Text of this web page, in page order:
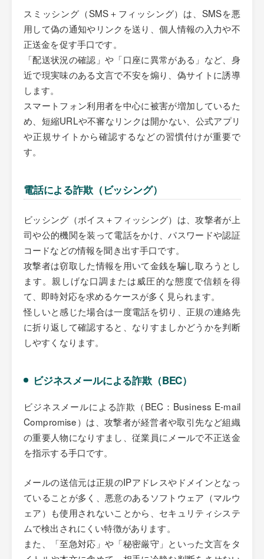
スミッシング（SMS＋フィッシング）は、SMSを悪
用して偽の通知やリンクを送り、個人情報の入力や不
正送金を促す手口です。
「配送状況の確認」や「口座に異常がある」など、身
近で現実味のある文言で不安を煽り、偽サイトに誘導
します。
スマートフォン利用者を中心に被害が増加しているた
め、短縮URLや不審なリンクは開かない、公式アプリ
や正規サイトから確認するなどの習慣付けが重要で
す。
電話による詐欺（ビッシング）
ビッシング（ボイス＋フィッシング）は、攻撃者が上
司や公的機関を装って電話をかけ、パスワードや認証
コードなどの情報を聞き出す手口です。
攻撃者は窃取した情報を用いて金銭を騙し取ろうとし
ます。親しげな口調または威圧的な態度で信頼を得
て、即時対応を求めるケースが多く見られます。
怪しいと感じた場合は一度電話を切り、正規の連絡先
に折り返して確認すると、なりすましかどうかを判断
しやすくなります。
ビジネスメールによる詐欺（BEC）
ビジネスメールによる詐欺（BEC：Business E-mail
Compromise）は、攻撃者が経営者や取引先など組織
の重要人物になりすまし、従業員にメールで不正送金
を指示する手口です。
メールの送信元は正規のIPアドレスやドメインとなっ
ていることが多く、悪意のあるソフトウェア（マルウ
ェア）も使用されないことから、セキュリティシステ
ムで検出されにくい特徴があります。
また、「至急対応」や「秘密厳守」といった文言をタ